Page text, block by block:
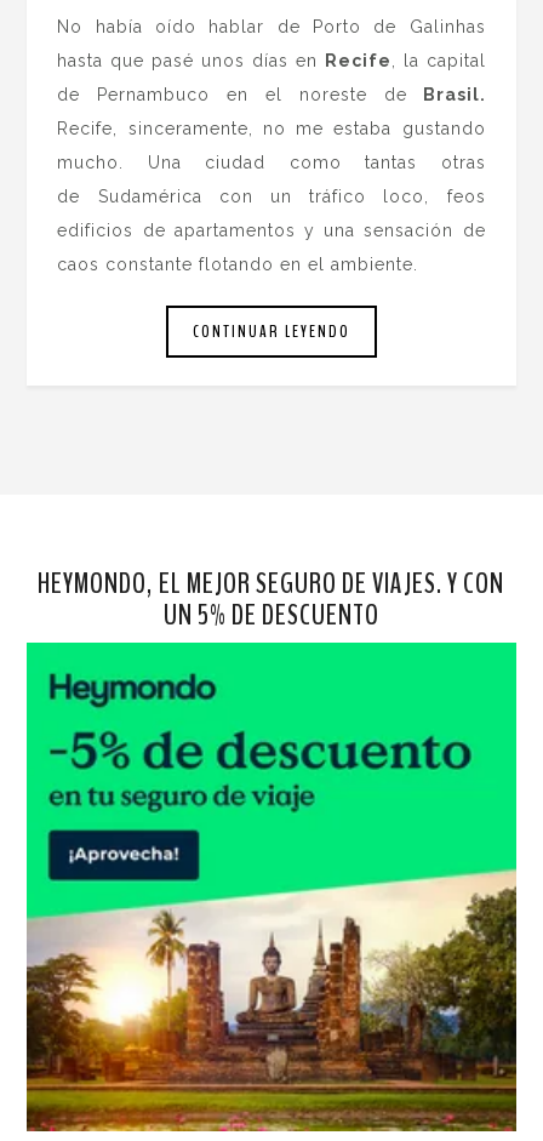
No había oído hablar de Porto de Galinhas
hasta que pasé unos días en
Recife, la capital
de Pernambuco en el noreste de Brasil.
Recife, sinceramente, no me estaba gustando
mucho. Una ciudad como tantas otras
de Sudamérica con un tráfico loco, feos
edificios de apartamentos y una sensación de
caos constante flotando en el ambiente.
CONTINUAR LEYENDO
HEYMONDO, EL MEJOR SEGURO DE VIAJES. Y CON
UN 5% DE DESCUENTO